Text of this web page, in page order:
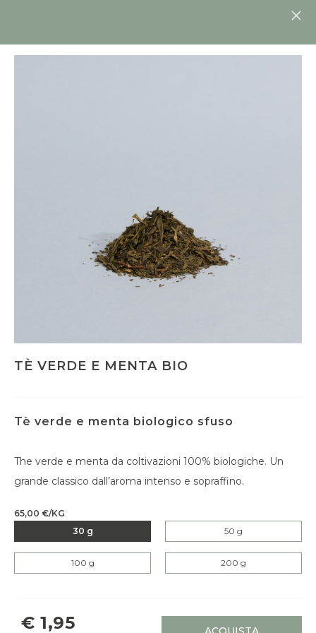
TÈ VERDE E MENTA BIO
Tè verde e menta biologico sfuso
The verde e menta da coltivazioni 100% biologiche. Un
grande classico dall’aroma intenso e sopraffino.
65,00 €/KG
30 g
50 g
100 g 200 g
€ 1,95